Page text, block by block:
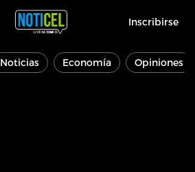
Inscribirse
Noticias Economía Opiniones